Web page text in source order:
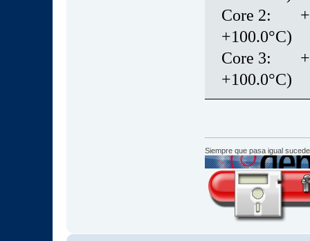
Core 2:
+100.0°C)
Core 3:
+100.0°C)
Siempre que pasa igual